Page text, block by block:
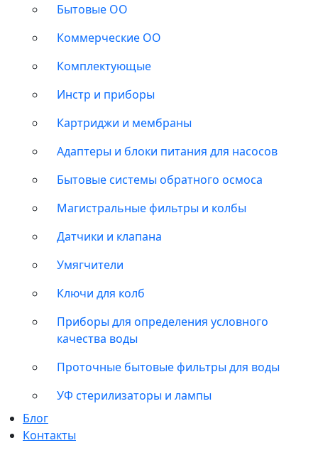
Бытовые ОО
Коммерческие ОО
Комплектующые
Инстр и приборы
Картриджи и мембраны
Адаптеры и блоки питания для насосов
Бытовые системы обратного осмоса
Магистральные фильтры и колбы
Датчики и клапана
Умягчители
Ключи для колб
Приборы для определения условного
качества воды
Проточные бытовые фильтры для воды
УФ стерилизаторы и лампы
Блог
Контакты